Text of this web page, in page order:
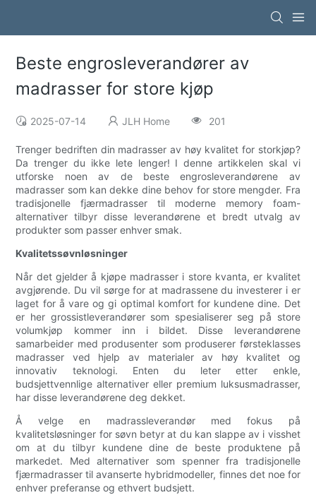
Beste engrosleverandører av
madrasser for store kjøp
2025-07-14 JLH Home 201
Trenger bedriften din madrasser av høy kvalitet for storkjøp?
Da trenger du ikke lete lenger! I denne artikkelen skal vi
utforske noen av de beste engrosleverandørene av
madrasser som kan dekke dine behov for store mengder. Fra
tradisjonelle fjærmadrasser til moderne memory foam-
alternativer tilbyr disse leverandørene et bredt utvalg av
produkter som passer enhver smak.
Kvalitetssøvnløsninger
Når det gjelder å kjøpe madrasser i store kvanta, er kvalitet
avgjørende. Du vil sørge for at madrassene du investerer i er
laget for å vare og gi optimal komfort for kundene dine. Det
er her grossistleverandører som spesialiserer seg på store
volumkjøp kommer inn i bildet. Disse leverandørene
samarbeider med produsenter som produserer førsteklasses
madrasser ved hjelp av materialer av høy kvalitet og
innovativ teknologi. Enten du leter etter enkle,
budsjettvennlige alternativer eller premium luksusmadrasser,
har disse leverandørene deg dekket.
Å velge en madrassleverandør med fokus på
kvalitetsløsninger for søvn betyr at du kan slappe av i visshet
om at du tilbyr kundene dine de beste produktene på
markedet. Med alternativer som spenner fra tradisjonelle
fjærmadrasser til avanserte hybridmodeller, finnes det noe for
enhver preferanse og ethvert budsjett.